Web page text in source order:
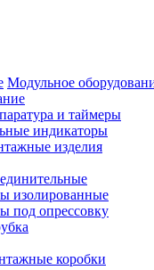
Модульное
и таймеры
индикаторы
изделия
изолированные
под опрессовку
коробки